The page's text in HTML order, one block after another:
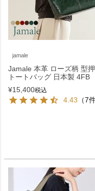
jamale
Jamale 本革 ローズ柄 型
トートバッグ 日本製 4FB
¥15,400税込
4.43 （7